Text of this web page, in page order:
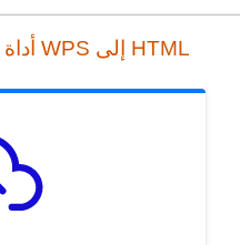
أداة التحويل عبر الإنترنت من WPS إلى HTML